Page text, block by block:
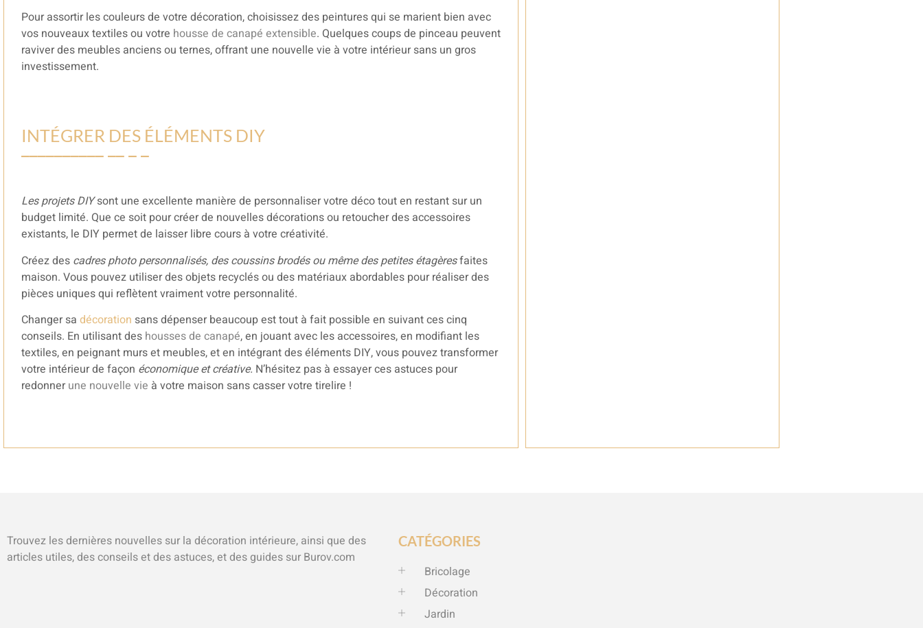
Pour assortir les couleurs de votre décoration, choisissez des peintures qui se marient bien avec
vos nouveaux textiles ou votre housse de canapé extensible. Quelques coups de pinceau peuvent
raviver des meubles anciens ou ternes, offrant une nouvelle vie à votre intérieur sans un gros
investissement.
INTÉGRER DES ÉLÉMENTS DIY
Les projets DIYsont une excellente manière de personnaliser votre déco tout en restant sur un
budget limité. Que ce soit pour créer de nouvelles décorations ou retoucher des accessoires
existants, le DIY permet de laisser libre cours à votre créativité.
Créez des cadres photo personnalisés, des coussins brodés ou même des petites étagèresfaites
maison. Vous pouvez utiliser des objets recyclés ou des matériaux abordables pour réaliser des
pièces uniques qui reflètent vraiment votre personnalité.
Changer sa décoration sans dépenser beaucoup est tout à fait possible en suivant ces cinq
conseils. En utilisant des housses de canapé, en jouant avec les accessoires, en modifiant les
textiles, en peignant murs et meubles, et en intégrant des éléments DIY, vous pouvez transformer
votre intérieur de façon économique et créative. N’hésitez pas à essayer ces astuces pour
redonnerune nouvelle vie à votre maison sans casser votre tirelire !
Trouvez les dernières nouvelles sur la décoration intérieure, ainsi que des
articles utiles, des conseils et des astuces, et des guides sur Burov.com
CATÉGORIES
Bricolage
Décoration
Jardin